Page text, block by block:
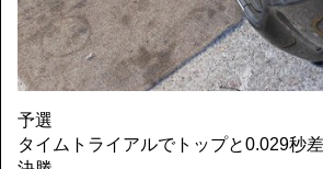
予選
タイムトライアルでトップと0.029秒